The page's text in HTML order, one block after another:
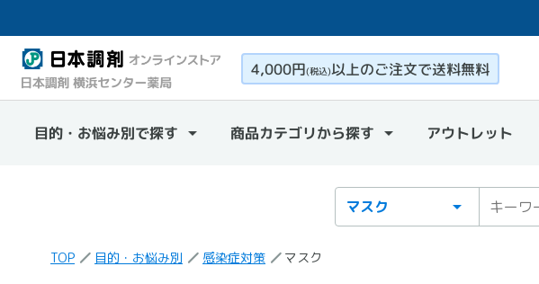
4,000円(税込)以上のご注文で送料無料
目的・お悩み別で探す 商品カテゴリから探す アウトレット
検索カテゴリ
検索キーワード
TOP 目的・お悩み別 感染症対策 マスク